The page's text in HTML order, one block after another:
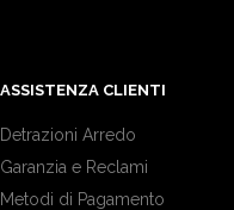
ASSISTENZA CLIENTI
Detrazioni Arredo
Garanzia e Reclami
Metodi di Pagamento